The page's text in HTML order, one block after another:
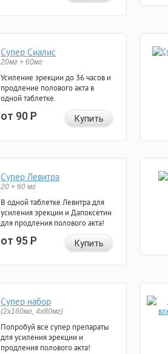
Супер Сиалис
20мг + 60мг
Усиление эрекции до 36 часов и
продление полового акта в
одной таблетке.
от 90Р Купить
Супер Левитра
20 + 60 мг
В одной таблетке Левитра для
усиления эрекции и Дапоксетин
для продления полового акта!
от 95Р Купить
Супер набор
(2х160мг, 4х80мг)
Попробуй все супер препараты
для усиления эрекции и
продления полового акта!